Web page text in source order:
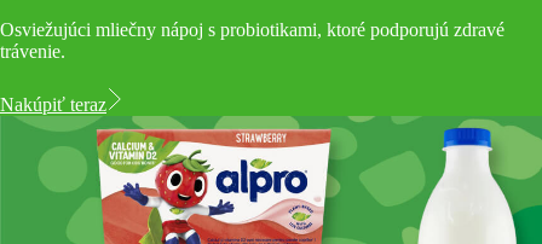
Osviežujúci mliečny nápoj s probiotikami, ktoré podporujú zdravé
trávenie.
Nakúpiť teraz